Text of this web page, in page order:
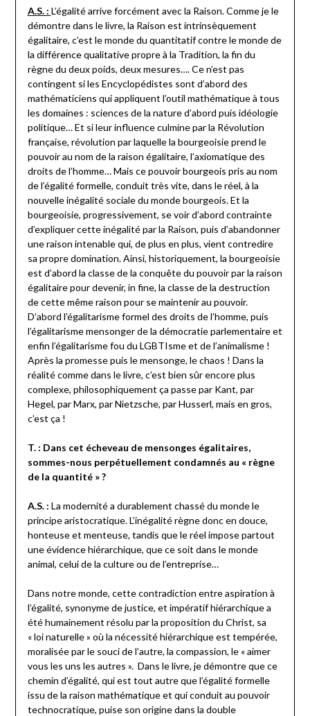
A.S. : L’égalité arrive forcément avec la Raison. Comme je le
démontre dans le livre, la Raison est intrinsèquement
égalitaire, c’est le monde du quantitatif contre le monde de
la différence qualitative propre à la Tradition, la fin du
règne du deux poids, deux mesures…. Ce n’est pas
contingent si les Encyclopédistes sont d’abord des
mathématiciens qui appliquent l’outil mathématique à tous
les domaines : sciences de la nature d’abord puis idéologie
politique… Et si leur influence culmine par la Révolution
française, révolution par laquelle la bourgeoisie prend le
pouvoir au nom de la raison égalitaire, l’axiomatique des
droits de l’homme… Mais ce pouvoir bourgeois pris au nom
de l’égalité formelle, conduit très vite, dans le réel, à la
nouvelle inégalité sociale du monde bourgeois. Et la
bourgeoisie, progressivement, se voir d’abord contrainte
d’expliquer cette inégalité par la Raison, puis d’abandonner
une raison intenable qui, de plus en plus, vient contredire
sa propre domination. Ainsi, historiquement, la bourgeoisie
est d’abord la classe de la conquête du pouvoir par la raison
égalitaire pour devenir, in fine, la classe de la destruction
de cette même raison pour se maintenir au pouvoir.
D’abord l’égalitarisme formel des droits de l’homme, puis
l’égalitarisme mensonger de la démocratie parlementaire et
enfin l’égalitarisme fou du LGBTIsme et de l’animalisme !
Après la promesse puis le mensonge, le chaos ! Dans la
réalité comme dans le livre, c’est bien sûr encore plus
complexe, philosophiquement ça passe par Kant, par
Hegel, par Marx, par Nietzsche, par Husserl, mais en gros,
c’est ça !
T. : Dans cet écheveau de mensonges égalitaires,
sommes-nous perpétuellement condamnés au « règne
de la quantité » ?
A.S. : La modernité a durablement chassé du monde le
principe aristocratique. L’inégalité règne donc en douce,
honteuse et menteuse, tandis que le réel impose partout
une évidence hiérarchique, que ce soit dans le monde
animal, celui de la culture ou de l’entreprise…
Dans notre monde, cette contradiction entre aspiration à
l’égalité, synonyme de justice, et impératif hiérarchique a
été humainement résolu par la proposition du Christ, sa
« loi naturelle » où la nécessité hiérarchique est tempérée,
moralisée par le souci de l’autre, la compassion, le « aimer
vous les uns les autres ». Dans le livre, je démontre que ce
chemin d’égalité, qui est tout autre que l’égalité formelle
issu de la raison mathématique et qui conduit au pouvoir
technocratique, puise son origine dans la double